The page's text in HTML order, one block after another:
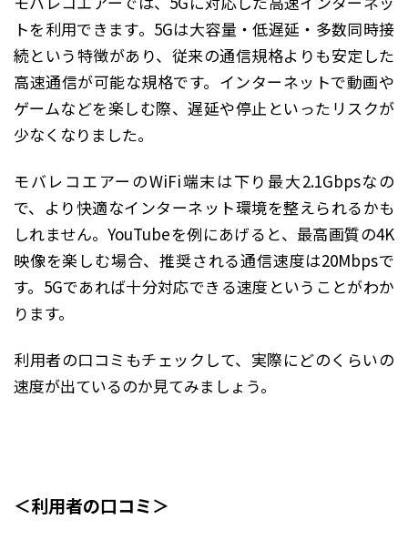
トを利用できます。5Gは大容量・低遅延・多数同時接
続という特徴があり、従来の通信規格よりも安定した
高速通信が可能な規格です。インターネットで動画や
ゲームなどを楽しむ際、遅延や停止といったリスクが
少なくなりました。
モバレコエアーのWiFi端末は下り最大2.1Gbpsなの
で、より快適なインターネット環境を整えられるかも
しれません。YouTubeを例にあげると、最高画質の4K
映像を楽しむ場合、推奨される通信速度は20Mbpsで
す。5Gであれば十分対応できる速度ということがわか
ります。
利用者の口コミもチェックして、実際にどのくらいの
速度が出ているのか見てみましょう。
＜利用者の口コミ＞